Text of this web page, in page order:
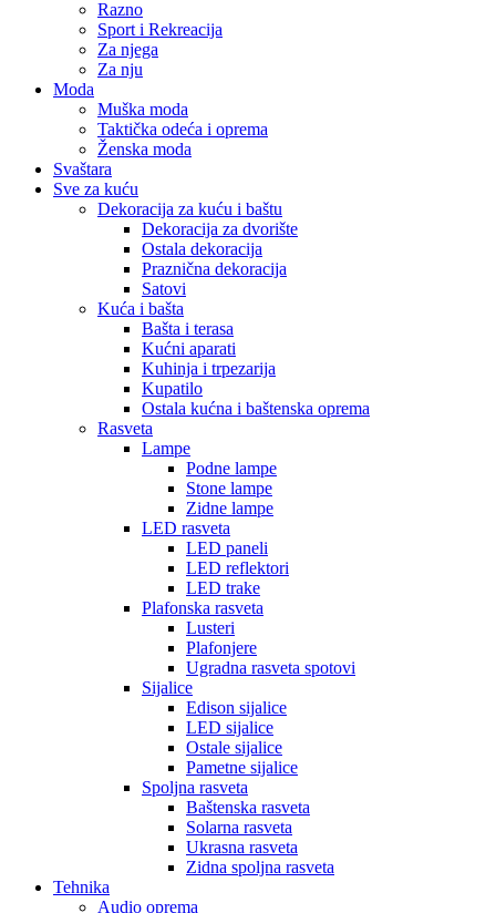
Razno
Sport i Rekreacija
Za njega
Za nju
Moda
Muška moda
Taktička odeća i oprema
Ženska moda
Svaštara
Sve za kuću
Dekoracija za kuću i baštu
Dekoracija za dvorište
Ostala dekoracija
Praznična dekoracija
Satovi
Kuća i bašta
Bašta i terasa
Kućni aparati
Kuhinja i trpezarija
Kupatilo
Ostala kućna i baštenska oprema
Rasveta
Lampe
Podne lampe
Stone lampe
Zidne lampe
LED rasveta
LED paneli
LED reflektori
LED trake
Plafonska rasveta
Lusteri
Plafonjere
Ugradna rasveta spotovi
Sijalice
Edison sijalice
LED sijalice
Ostale sijalice
Pametne sijalice
Spoljna rasveta
Baštenska rasveta
Solarna rasveta
Ukrasna rasveta
Zidna spoljna rasveta
Tehnika
Audio oprema